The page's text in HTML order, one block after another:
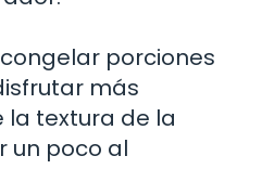
porciones
más
la textura de la
un poco al